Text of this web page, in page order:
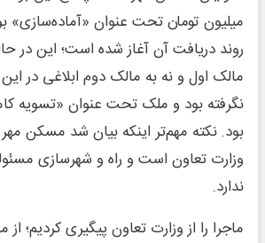
روند دریافت آن آغاز شده است؛ این در
مالک اول و نه به مالک دوم ابلاغی در
نگرفته بود و ملک تحت عنوان «تسویه
بود. نکته مهم‌تر اینکه بیان شد مسکن
وزارت تعاون است و راه و شهرسازی
ندارد.
ماجرا را از وزارت تعاون پیگیری کردیم؛